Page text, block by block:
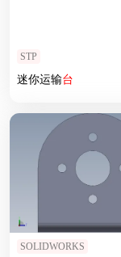
STP
迷你运输台
SOLIDWORKS